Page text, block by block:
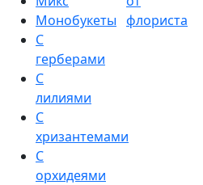
Монобукеты
С
герберами
С
лилиями
С
хризантемами
С
орхидеями
флориста